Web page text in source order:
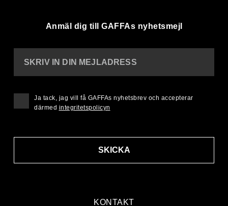
Anmäl dig till GAFFAs nyhetsmejl
KONTAKT
SKRIV IN DIN MEJLADRESS
SKICKA
Ja tack, jag vill få GAFFAs nyhetsbrev och accepterar
därmed integritetspolicyn